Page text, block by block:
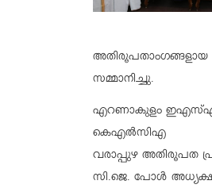
സമ്മാനിച്ചു.
എറണാകുളം
കെഎൽസിഎ
വരാപ്പുഴ അതിരൂപത
സി.ജെ. പോൾ